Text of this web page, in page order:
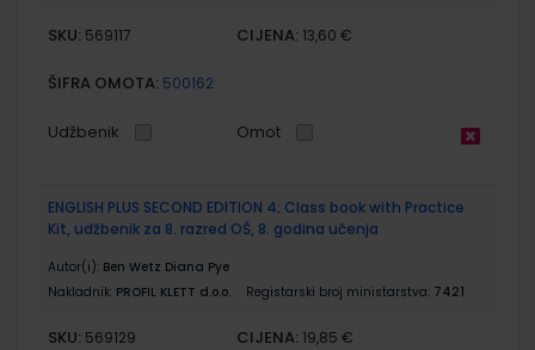
SKU: 569117 CIJENA: 13,60 €
ŠIFRA OMOTA: 500162
Udžbenik Omot
ENGLISH PLUS SECOND EDITION 4; Class book with Practice
Kit, udžbenik za 8. razred OŠ, 8. godina učenja
Autor(i): Ben Wetz Diana Pye
Nakladnik: PROFIL KLETT d.o.o. Registarski broj ministarstva: 7421
SKU: 569129 CIJENA: 19,85 €